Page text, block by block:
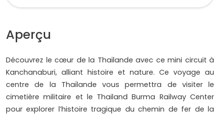
Aperçu
Découvrez le cœur de la Thaïlande avec ce mini circuit à
Kanchanaburi, alliant histoire et nature. Ce voyage au
centre de la Thaïlande vous permettra de visiter le
cimetière militaire et le Thailand Burma Railway Center
pour explorer l’histoire tragique du chemin de fer de la